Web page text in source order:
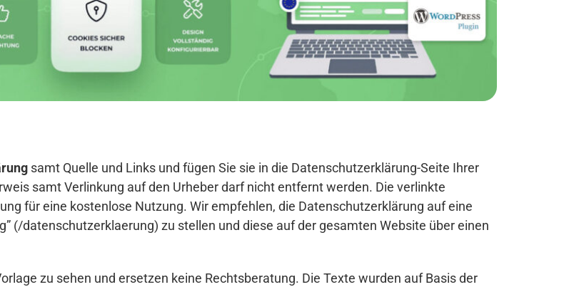
samt Quelle und Links und fügen Sie sie in die Datenschutzerklärung-Seite Ihrer
samt Verlinkung auf den Urheber darf nicht entfernt werden. Die verlinkte
für eine kostenlose Nutzung. Wir empfehlen, die Datenschutzerklärung auf eine
(/datenschutzerklaerung) zu stellen und diese auf der gesamten Website über einen
zu sehen und ersetzen keine Rechtsberatung. Die Texte wurden auf Basis der